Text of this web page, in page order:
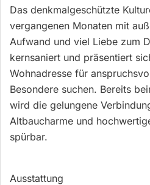
Das denkmalgeschützte
vergangenen Monaten mit
Aufwand und viel Liebe zum
kernsaniert und präsentiert
Wohnadresse für
Besondere suchen. Bereits
wird die gelungene
Altbaucharme und
spürbar.
Ausstattung